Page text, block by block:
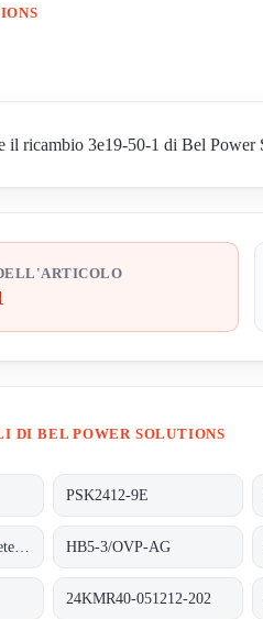
il ricambio 3e19-50-1 di Bel
DI BEL POWER SOLUTIONS
PSK2412-9E
HB5-3/OVP-AG
24KMR40-051212-202